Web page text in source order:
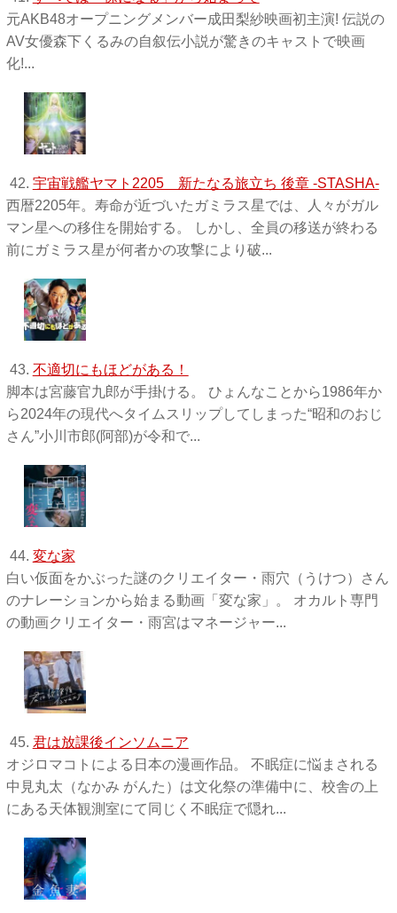
元AKB48オープニングメンバー成田梨紗映画初主演! 伝説の
AV女優森下くるみの自叙伝小説が驚きのキャストで映画
化!...
42. 宇宙戦艦ヤマト2205 新たなる旅立ち 後章 -STASHA-
西暦2205年。寿命が近づいたガミラス星では、人々がガル
マン星への移住を開始する。 しかし、全員の移送が終わる
前にガミラス星が何者かの攻撃により破...
43. 不適切にもほどがある！
脚本は宮藤官九郎が手掛ける。 ひょんなことから1986年か
ら2024年の現代へタイムスリップしてしまった“昭和のおじ
さん”小川市郎(阿部)が令和で...
44. 変な家
白い仮面をかぶった謎のクリエイター・雨穴（うけつ）さん
のナレーションから始まる動画「変な家」。 オカルト専門
の動画クリエイター・雨宮はマネージャー...
45. 君は放課後インソムニア
オジロマコトによる日本の漫画作品。 不眠症に悩まされる
中見丸太（なかみ がんた）は文化祭の準備中に、校舎の上
にある天体観測室にて同じく不眠症で隠れ...